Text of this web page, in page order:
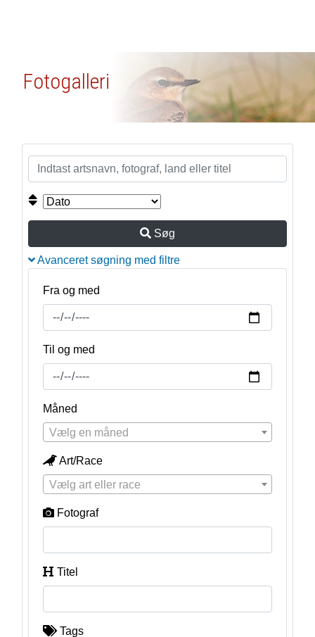
Fotogalleri
Søg
Avanceret søgning med filtre
Fra og med
Til og med
Måned
Vælg en måned
Art/Race
Vælg art eller race
Fotograf
Titel
Tags